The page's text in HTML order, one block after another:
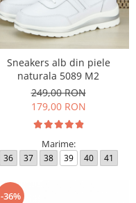
Sneakers alb din piele
naturala 5089 M2
249,00 RON
179,00 RON
Marime:
36 37 38 39 40 41
-36%